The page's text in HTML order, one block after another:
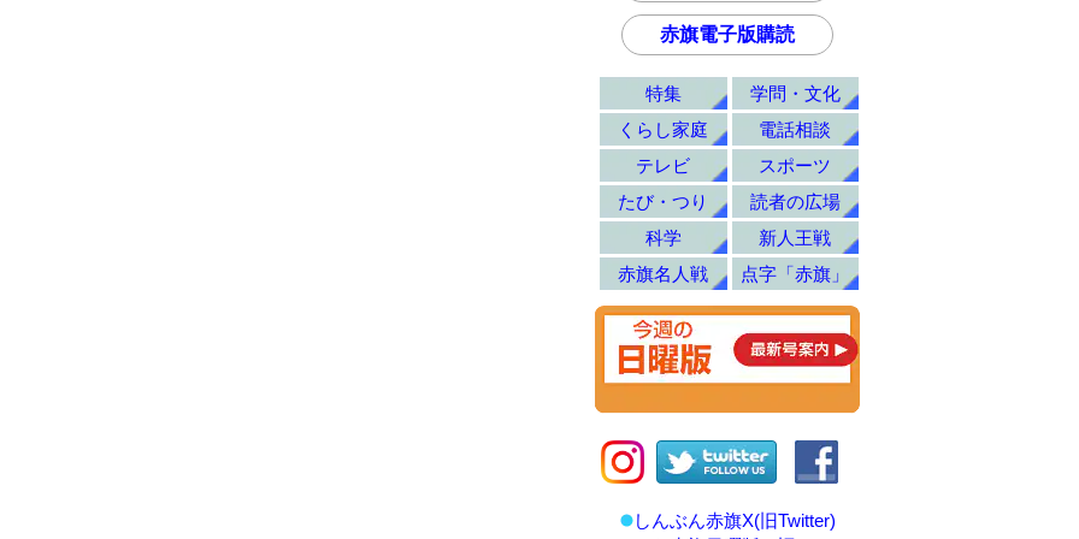
赤旗電子版購読
特集
学問・文化
くらし家庭
電話相談
テレビ
スポーツ
たび・つり
読者の広場
科学
新人王戦
赤旗名人戦
点字「赤旗」
しんぶん赤旗X(旧Twitter)